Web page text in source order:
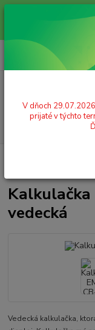
Milí zákazníci! V
Objednávky prijaté v
+421 908 755 958
Po. - Pia. od 9:00 hod. -
Kalkulačka
vedecká
Vedecká kalkulačka,
V dňoch
prijaté v týchto